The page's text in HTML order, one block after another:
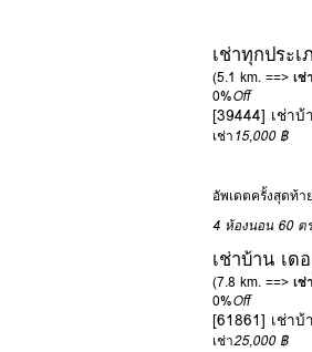
เช่าทุกประ
(5.1 km. ==> เช่
0%Off
[39444] เช่า
เช่า15,000 ฿
อัพเดตครั้งสุดท้
4 ห้องนอน 60 ต
เช่าบ้าน เด
(7.8 km. ==> เช่
0%Off
[61861] เช่า
เช่า25,000 ฿